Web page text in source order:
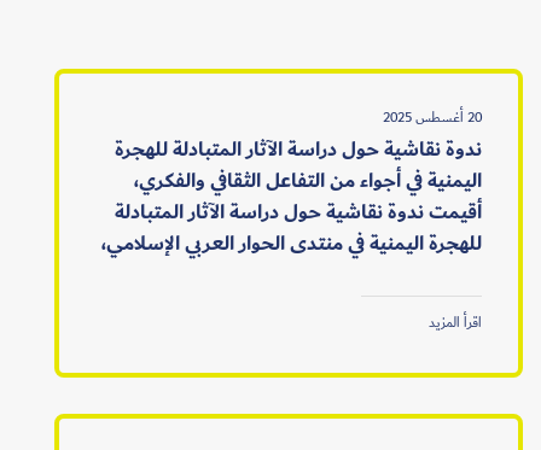
20 أغسطس 2025
ندوة نقاشية حول دراسة الآثار المتبادلة للهجرة
اليمنية في أجواء من التفاعل الثقافي والفكري،
أقيمت ندوة نقاشية حول دراسة الآثار المتبادلة
للهجرة اليمنية في منتدى الحوار العربي الإسلامي،
اقرأ المزيد